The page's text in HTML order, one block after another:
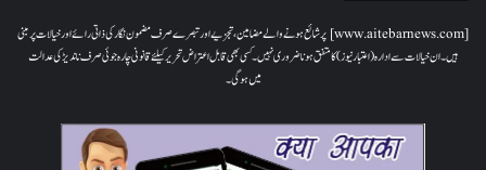
[www.aitebarnews.com] پر شائع ہونے والے مضامین، تجزیے اور تبصرے صرف مضمون نگار کی ذاتی رائے اور خیالات پر مبنی
ہیں۔ ان خیالات سے ادارہ (اعتبار نیوز) کا متفق ہونا ضروری نہیں۔ کسی بھی قابل اعتراض تحریر کیلئے قانونی چارہ جوئی صرف ناندیڑ کی عدالت
میں ہوگی۔